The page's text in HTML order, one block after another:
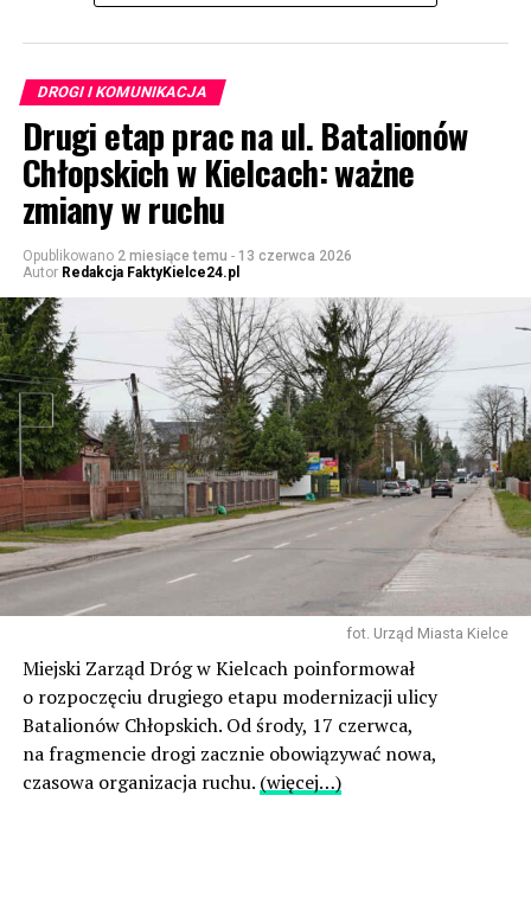
DROGI I KOMUNIKACJA
Drugi etap prac na ul. Batalionów
Chłopskich w Kielcach: ważne
zmiany w ruchu
Opublikowano 2 miesiące temu - 13 czerwca 2026
Autor Redakcja FaktyKielce24.pl
fot. Urząd Miasta Kielce
Miejski Zarząd Dróg w Kielcach poinformował
o rozpoczęciu drugiego etapu modernizacji ulicy
Batalionów Chłopskich. Od środy, 17 czerwca,
na fragmencie drogi zacznie obowiązywać nowa,
czasowa organizacja ruchu. (więcej…)